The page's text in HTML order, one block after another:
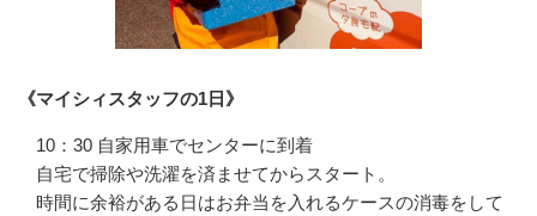
《マイシィスタッフの1日》
10：30 自家用車でセンターに到着
自宅で掃除や洗濯を済ませてからスタート。
時間に余裕がある日はお弁当を入れるケースの消毒をして